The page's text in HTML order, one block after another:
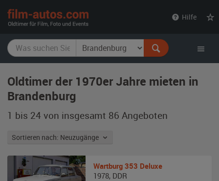
Hilfe
Oldtimer der 1970er Jahre mieten in
Brandenburg
1 bis 24 von insgesamt 86 Angeboten
Sortieren nach: Neuzugänge
Wartburg 353 Deluxe
1978, DDR